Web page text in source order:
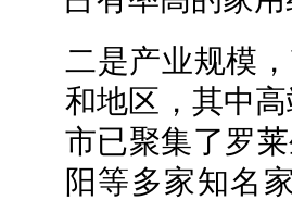
二是产业规模
和地区，其中
市已聚集了罗
阳等多家知名